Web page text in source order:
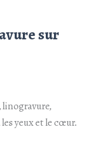
sur
yeux et le cœur.